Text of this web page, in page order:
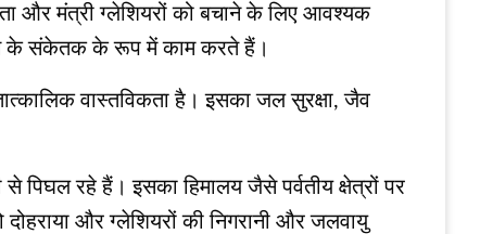
और मंत्री ग्लेशियरों को बचाने के लिए आवश्यक
के संकेतक के रूप में काम करते हैं।
वास्तविकता है। इसका जल सुरक्षा, जैव
पिघल रहे हैं। इसका हिमालय जैसे पर्वतीय क्षेत्रों पर
और ग्लेशियरों की निगरानी और जलवायु